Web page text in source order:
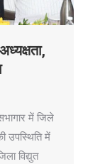
में जिले
उपस्थिति में
विद्युत